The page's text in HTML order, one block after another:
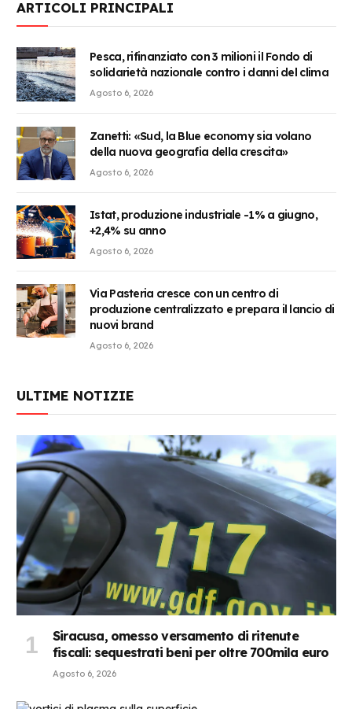
ARTICOLI PRINCIPALI
Pesca, rifinanziato con 3 milioni il Fondo di
solidarietà nazionale contro i danni del clima
Agosto 6, 2026
Zanetti: «Sud, la Blue economy sia volano
della nuova geografia della crescita»
Agosto 6, 2026
Istat, produzione industriale -1% a giugno,
+2,4% su anno
Agosto 6, 2026
Via Pasteria cresce con un centro di
produzione centralizzato e prepara il lancio di
nuovi brand
Agosto 6, 2026
ULTIME NOTIZIE
Siracusa, omesso versamento di ritenute
fiscali: sequestrati beni per oltre 700mila euro
Agosto 6, 2026